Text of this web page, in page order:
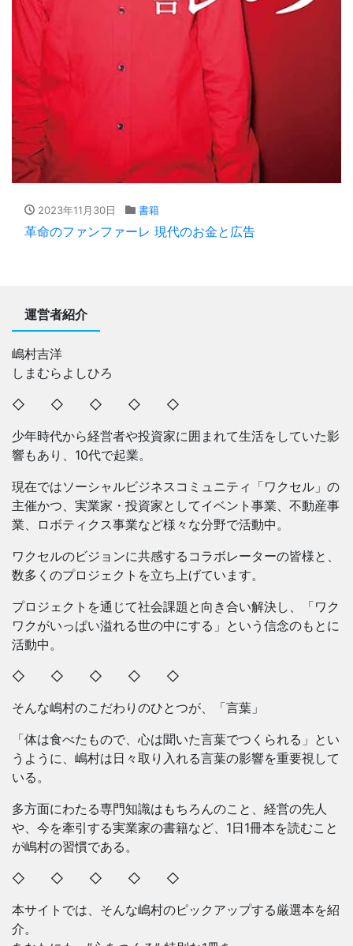
2023年11月30日 書籍
革命のファンファーレ 現代のお金と広告
運営者紹介
嶋村吉洋
しまむらよしひろ
◇ ◇ ◇ ◇ ◇
少年時代から経営者や投資家に囲まれて生活をしていた影
響もあり、10代で起業。
現在ではソーシャルビジネスコミュニティ「ワクセル」の
主催かつ、実業家・投資家としてイベント事業、不動産事
業、ロボティクス事業など様々な分野で活動中。
ワクセルのビジョンに共感するコラボレーターの皆様と、
数多くのプロジェクトを立ち上げています。
プロジェクトを通じて社会課題と向き合い解決し、「ワク
ワクがいっぱい溢れる世の中にする」という信念のもとに
活動中。
◇ ◇ ◇ ◇ ◇
そんな嶋村のこだわりのひとつが、「言葉」
「体は食べたもので、心は聞いた言葉でつくられる」とい
うように、嶋村は日々取り入れる言葉の影響を重要視して
いる。
多方面にわたる専門知識はもちろんのこと、経営の先人
や、今を牽引する実業家の書籍など、1日1冊本を読むこと
が嶋村の習慣である。
◇ ◇ ◇ ◇ ◇
本サイトでは、そんな嶋村のピックアップする厳選本を紹
介。